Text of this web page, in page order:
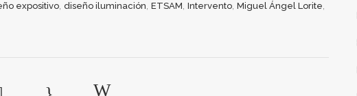
expositivo diseño iluminación ETSAM Intervento Miguel Ángel Lorite